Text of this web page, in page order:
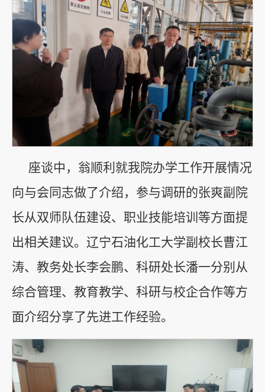
座谈中，翁顺利就我院办学工作开展情况
向与会同志做了介绍，参与调研的张爽副院
长从双师队伍建设、职业技能培训等方面提
出相关建议。辽宁石油化工大学副校长曹江
涛、教务处长李会鹏、科研处长潘一分别从
综合管理、教育教学、科研与校企合作等方
面介绍分享了先进工作经验。